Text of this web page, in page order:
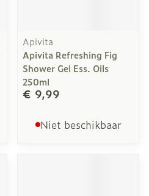
Apivita
Apivita Refreshing Fig
Shower Gel Ess. Oils
250ml
€ 9,99
Niet beschikbaar